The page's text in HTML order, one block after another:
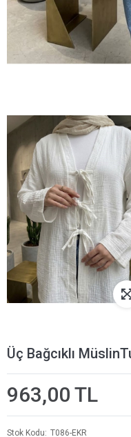
Üç Bağcıklı
963,00 TL
Stok Kodu
T086-EKR